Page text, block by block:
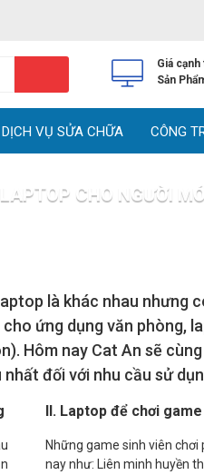
Giá cạnh
Sản
DỊCH VỤ SỬA CHỮA CÔNG
CHO NGƯỜI
là khác nhau nhưng
ứng dụng văn phòng,
Hôm nay Cat An sẽ
đối với nhu cầu sử
II. Laptop để chơi game
Những game sinh viên chơi
nay như: Liên minh huyền